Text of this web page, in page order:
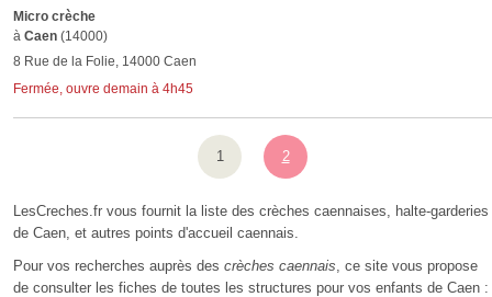
Micro crèche
à Caen (14000)
8 Rue de la Folie, 14000 Caen
Fermée, ouvre demain à 4h45
1 2
LesCreches.fr vous fournit la liste des crèches caennaises, halte-garderies
de Caen, et autres points d'accueil caennais.
Pour vos recherches auprès des crèches caennais, ce site vous propose
de consulter les fiches de toutes les structures pour vos enfants de Caen :